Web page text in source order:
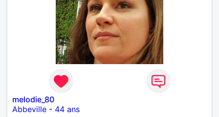
melodie_80
Abbeville - 44 ans